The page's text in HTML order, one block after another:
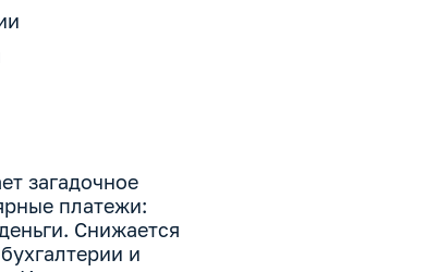
загадочное
платежи:
Снижается
и